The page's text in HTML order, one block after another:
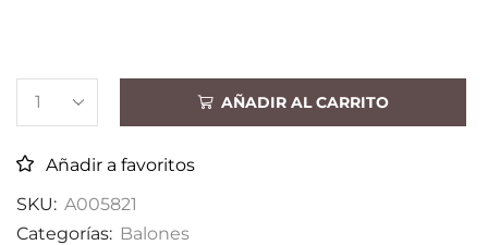
AÑADIR AL CARRITO
Añadir a favoritos
SKU: A005821
Categorías: Balones